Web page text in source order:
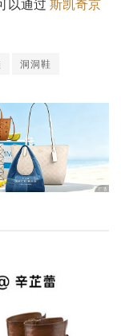
以通过 斯凯奇京
洞洞鞋